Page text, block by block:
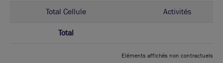
Total Cellule Activités
Total
Eléments affichés non contractuels